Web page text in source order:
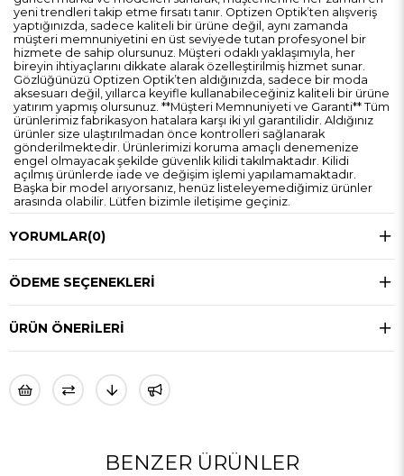
yeni trendleri takip etme fırsatı tanır. Optizen Optik’ten alışveriş
yaptığınızda, sadece kaliteli bir ürüne değil, aynı zamanda
müşteri memnuniyetini en üst seviyede tutan profesyonel bir
hizmete de sahip olursunuz. Müşteri odaklı yaklaşımıyla, her
bireyin ihtiyaçlarını dikkate alarak özelleştirilmiş hizmet sunar.
Gözlüğünüzü Optizen Optik’ten aldığınızda, sadece bir moda
aksesuarı değil, yıllarca keyifle kullanabileceğiniz kaliteli bir ürüne
yatırım yapmış olursunuz. **Müşteri Memnuniyeti ve Garanti** Tüm
ürünlerimiz fabrikasyon hatalara karşı iki yıl garantilidir. Aldığınız
ürünler size ulaştırılmadan önce kontrolleri sağlanarak
gönderilmektedir. Ürünlerimizi koruma amaçlı denemenize
engel olmayacak şekilde güvenlik kilidi takılmaktadır. Kilidi
açılmış ürünlerde iade ve değişim işlemi yapılamamaktadır.
Başka bir model arıyorsanız, henüz listeleyemediğimiz ürünler
arasında olabilir. Lütfen bizimle iletişime geçiniz.
YORUMLAR(0)
ÖDEME SEÇENEKLERI
ÜRÜN ÖNERILERI
BENZER ÜRÜNLER